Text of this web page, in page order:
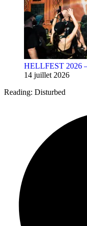
HELLFEST 2026
14 juillet 2026
Reading: Disturbed